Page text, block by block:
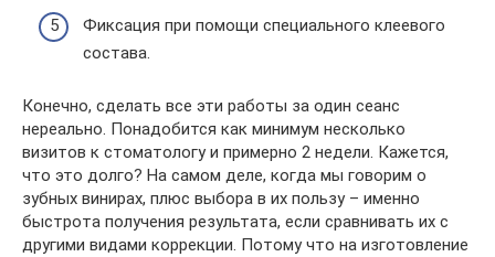
Фиксация при помощи специального клеевого
состава.
Конечно, сделать все эти работы за один сеанс
нереально. Понадобится как минимум несколько
визитов к стоматологу и примерно 2 недели. Кажется,
что это долго? На самом деле, когда мы говорим о
зубных винирах, плюс выбора в их пользу – именно
быстрота получения результата, если сравнивать их с
другими видами коррекции. Потому что на изготовление